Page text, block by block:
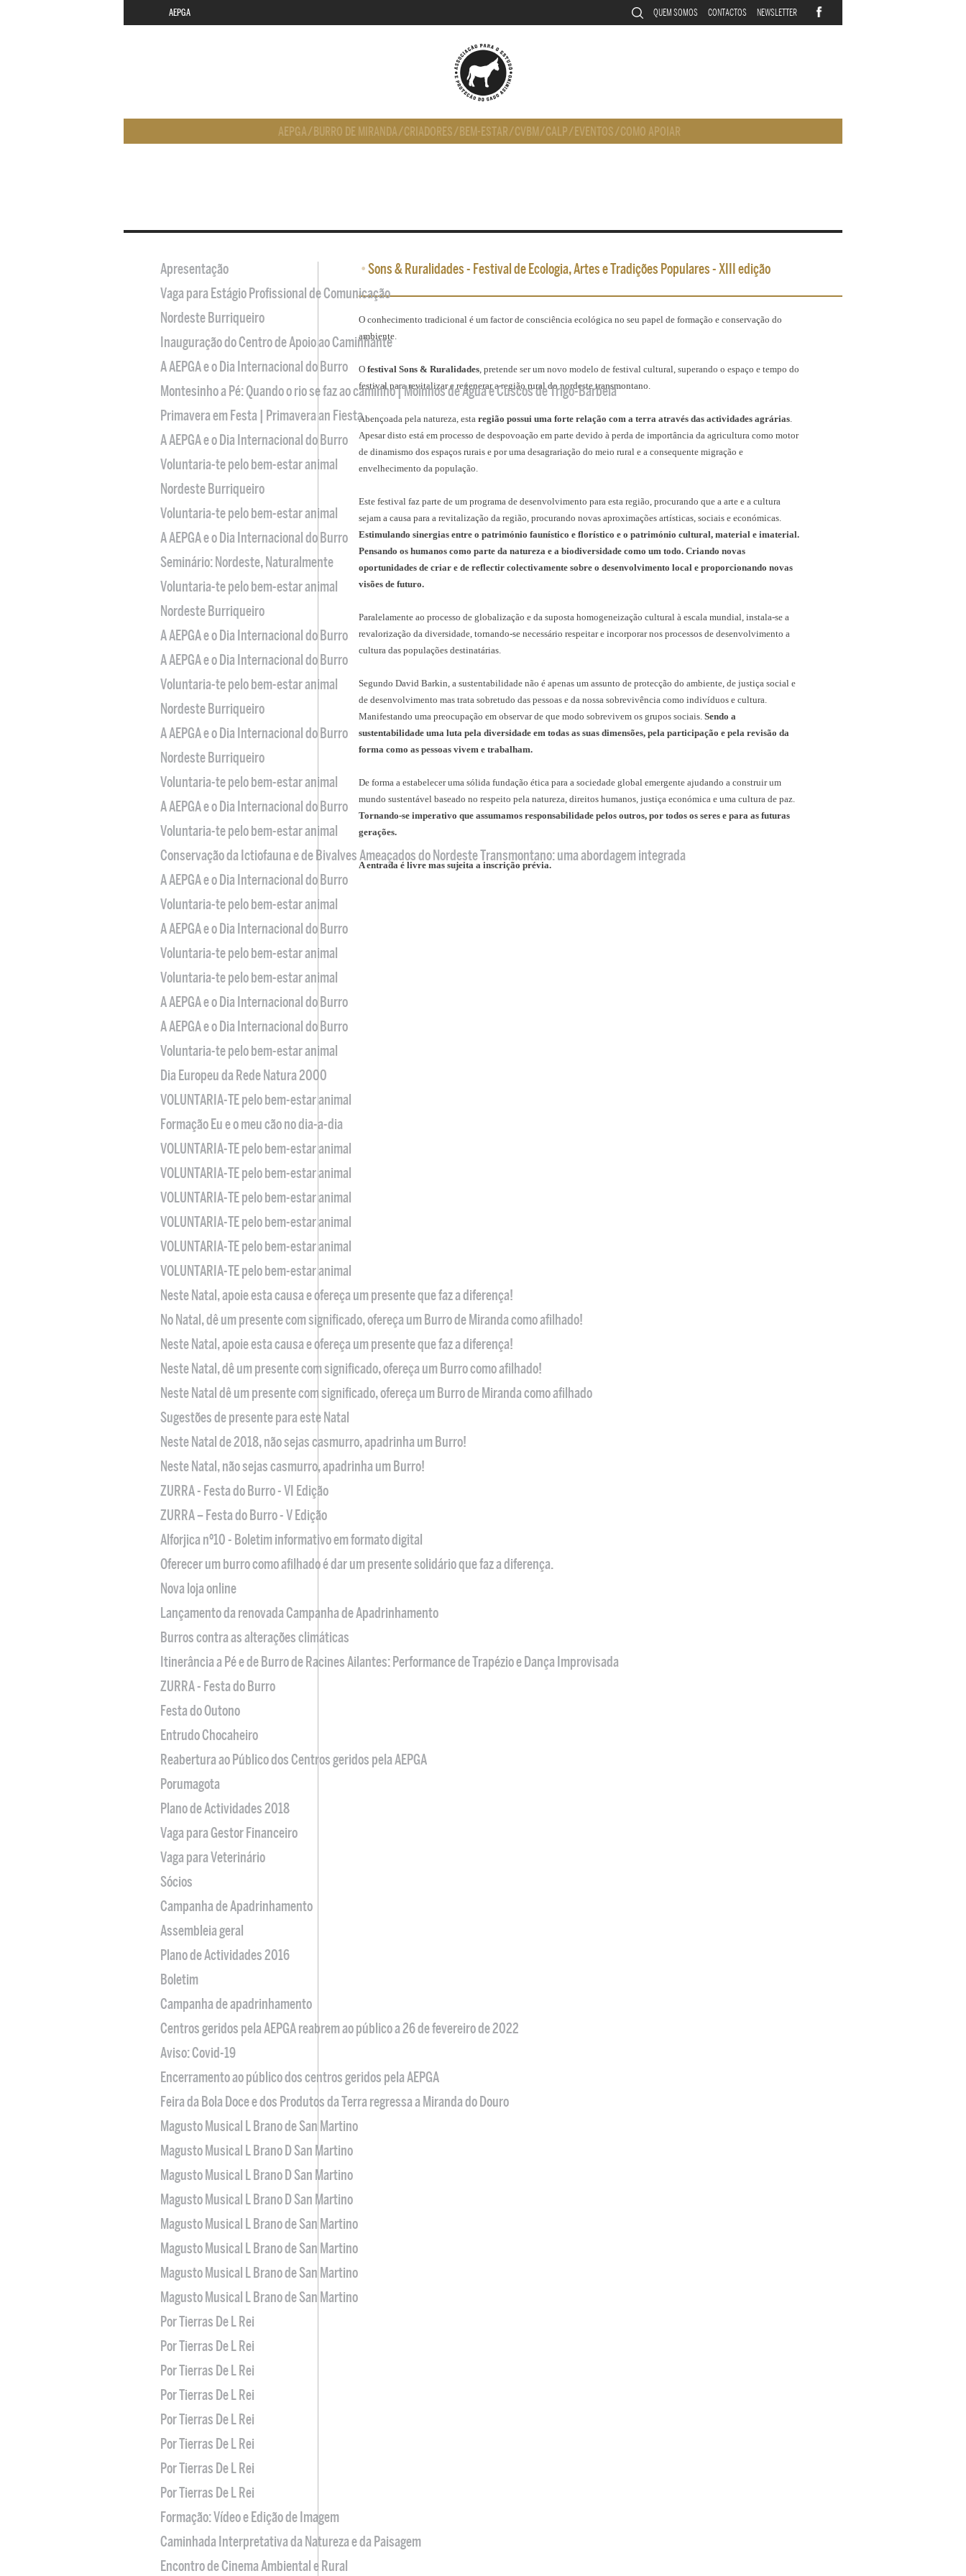
AEPGA QUEM SOMOS CONTACTOS NEWSLETTER
AEPGA/ BURRO DE MIRANDA/CRIADORES/ BEM-ESTAR/CVBM/CALP/ EVENTOS/COMO APOIAR
•Sons & Ruralidades - Festival de Ecologia, Artes e Tradições Populares - XIII edição
O conhecimento tradicional é um factor de consciência ecológica no seu papel de formação e conservação do
ambiente.
O festival Sons & Ruralidades, pretende ser um novo modelo de festival cultural, superando o espaço e tempo do
festival para revitalizar e regenerar a região rural do nordeste transmontano.
Abençoada pela natureza, esta região possui uma forte relação com a terra através das actividades agrárias.
Apesar disto está em processo de despovoação em parte devido à perda de importância da agricultura como motor
de dinamismo dos espaços rurais e por uma desagrariação do meio rural e a consequente migração e
envelhecimento da população.
Este festival faz parte de um programa de desenvolvimento para esta região, procurando que a arte e a cultura
sejam a causa para a revitalização da região, procurando novas aproximações artísticas, sociais e económicas.
Estimulando sinergias entre o património faunístico e florístico e o património cultural, material e imaterial.
Pensando os humanos como parte da natureza e a biodiversidade como um todo. Criando novas
oportunidades de criar e de reflectir colectivamente sobre o desenvolvimento local e proporcionando novas
visões de futuro.
Paralelamente ao processo de globalização e da suposta homogeneização cultural à escala mundial, instala-se a
revalorização da diversidade, tornando-se necessário respeitar e incorporar nos processos de desenvolvimento a
cultura das populações destinatárias.
Segundo David Barkin, a sustentabilidade não é apenas um assunto de protecção do ambiente, de justiça social e
de desenvolvimento mas trata sobretudo das pessoas e da nossa sobrevivência como indivíduos e cultura.
Manifestando uma preocupação em observar de que modo sobrevivem os grupos sociais. Sendo a
sustentabilidade uma luta pela diversidade em todas as suas dimensões, pela participação e pela revisão da
forma como as pessoas vivem e trabalham.
De forma a estabelecer uma sólida fundação ética para a sociedade global emergente ajudando a construir um
mundo sustentável baseado no respeito pela natureza, direitos humanos, justiça económica e uma cultura de paz.
Tornando-se imperativo que assumamos responsabilidade pelos outros, por todos os seres e para as futuras
gerações.
A entrada é livre mas sujeita a inscrição prévia.
Apresentação
Vaga para Estágio Profissional de Comunicação
Nordeste Burriqueiro
Inauguração do Centro de Apoio ao Caminhante
A AEPGA e o Dia Internacional do Burro
Montesinho a Pé: Quando o rio se faz ao caminho | Moinhos de Água e Cuscos de Trigo-Barbela
Primavera em Festa | Primavera an Fiesta
A AEPGA e o Dia Internacional do Burro
Voluntaria-te pelo bem-estar animal
Nordeste Burriqueiro
Voluntaria-te pelo bem-estar animal
A AEPGA e o Dia Internacional do Burro
Seminário: Nordeste, Naturalmente
Voluntaria-te pelo bem-estar animal
Nordeste Burriqueiro
A AEPGA e o Dia Internacional do Burro
A AEPGA e o Dia Internacional do Burro
Voluntaria-te pelo bem-estar animal
Nordeste Burriqueiro
A AEPGA e o Dia Internacional do Burro
Nordeste Burriqueiro
Voluntaria-te pelo bem-estar animal
A AEPGA e o Dia Internacional do Burro
Voluntaria-te pelo bem-estar animal
Conservação da Ictiofauna e de Bivalves Ameaçados do Nordeste Transmontano: uma abordagem integrada
A AEPGA e o Dia Internacional do Burro
Voluntaria-te pelo bem-estar animal
A AEPGA e o Dia Internacional do Burro
Voluntaria-te pelo bem-estar animal
Voluntaria-te pelo bem-estar animal
A AEPGA e o Dia Internacional do Burro
A AEPGA e o Dia Internacional do Burro
Voluntaria-te pelo bem-estar animal
Dia Europeu da Rede Natura 2000
VOLUNTARIA-TE pelo bem-estar animal
Formação Eu e o meu cão no dia-a-dia
VOLUNTARIA-TE pelo bem-estar animal
VOLUNTARIA-TE pelo bem-estar animal
VOLUNTARIA-TE pelo bem-estar animal
VOLUNTARIA-TE pelo bem-estar animal
VOLUNTARIA-TE pelo bem-estar animal
VOLUNTARIA-TE pelo bem-estar animal
Neste Natal, apoie esta causa e ofereça um presente que faz a diferença!
No Natal, dê um presente com significado, ofereça um Burro de Miranda como afilhado!
Neste Natal, apoie esta causa e ofereça um presente que faz a diferença!
Neste Natal, dê um presente com significado, ofereça um Burro como afilhado!
Neste Natal dê um presente com significado, ofereça um Burro de Miranda como afilhado
Sugestões de presente para este Natal
Neste Natal de 2018, não sejas casmurro, apadrinha um Burro!
Neste Natal, não sejas casmurro, apadrinha um Burro!
ZURRA - Festa do Burro - VI Edição
ZURRA – Festa do Burro - V Edição
Alforjica nº10 - Boletim informativo em formato digital
Oferecer um burro como afilhado é dar um presente solidário que faz a diferença.
Nova loja online
Lançamento da renovada Campanha de Apadrinhamento
Burros contra as alterações climáticas
Itinerância a Pé e de Burro de Racines Ailantes: Performance de Trapézio e Dança Improvisada
ZURRA - Festa do Burro
Festa do Outono
Entrudo Chocaheiro
Reabertura ao Público dos Centros geridos pela AEPGA
Porumagota
Plano de Actividades 2018
Vaga para Gestor Financeiro
Vaga para Veterinário
Sócios
Campanha de Apadrinhamento
Assembleia geral
Plano de Actividades 2016
Boletim
Campanha de apadrinhamento
Centros geridos pela AEPGA reabrem ao público a 26 de fevereiro de 2022
Aviso: Covid-19
Encerramento ao público dos centros geridos pela AEPGA
Feira da Bola Doce e dos Produtos da Terra regressa a Miranda do Douro
Magusto Musical L Brano de San Martino
Magusto Musical L Brano D San Martino
Magusto Musical L Brano D San Martino
Magusto Musical L Brano D San Martino
Magusto Musical L Brano de San Martino
Magusto Musical L Brano de San Martino
Magusto Musical L Brano de San Martino
Magusto Musical L Brano de San Martino
Por Tierras De L Rei
Por Tierras De L Rei
Por Tierras De L Rei
Por Tierras De L Rei
Por Tierras De L Rei
Por Tierras De L Rei
Por Tierras De L Rei
Por Tierras De L Rei
Formação: Vídeo e Edição de Imagem
Caminhada Interpretativa da Natureza e da Paisagem
Encontro de Cinema Ambiental e Rural